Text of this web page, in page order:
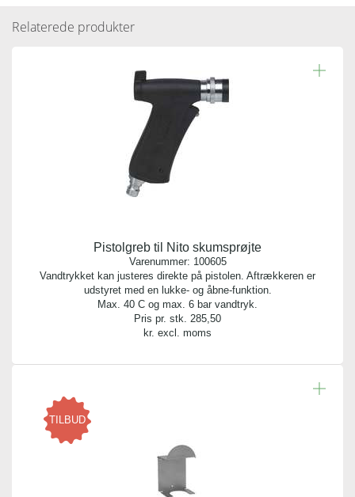
Antal pr. kolli:
Vægt gram:
3.000 gr
Antal pr. palle:
Relaterede produkter
Pistolgreb til Nito skumsprøjte
Varenummer: 100605
Vandtrykket kan justeres direkte på pistolen. Aftrækkeren er
udstyret med en lukke- og åbne-funktion.
Max. 40 C og max. 6 bar vandtryk.
Pris pr. stk. 285,50
kr. excl. moms
TILBUD